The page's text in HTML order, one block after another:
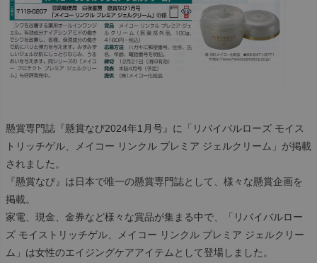
懸賞専門誌『懸賞なび2024年1月号』に「リバイバルローズ モイス
トリッチゲル、メイコー リンクル プレミア ジェルクリーム」が掲載
されました。
『懸賞なび』は日本で唯一の懸賞専門誌として、様々な懸賞企画を
掲載。
家電、現金、金券など様々な賞品が集まる中で、「リバイバルロー
ズ モイストリッチゲル、メイコー リンクル プレミア ジェルクリー
ム」は女性のエイジングケアアイテムとして登場しました。